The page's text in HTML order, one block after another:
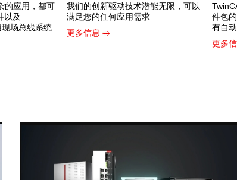
的应用，都可
以及
场总线系统
我们的创新驱动技术潜能无限，可以
满足您的任何应用需求
更多信息
件包
有自
更多